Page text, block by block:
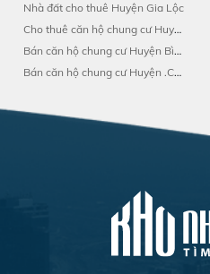
Nhà đất cho thuê Huyện Gia Lộc
Cho thuê căn hộ chung cư Huyện Thanh Hà
Bán căn hộ chung cư Huyện Bình Giang
Bán căn hộ chung cư Huyện .Cẩm Giàng